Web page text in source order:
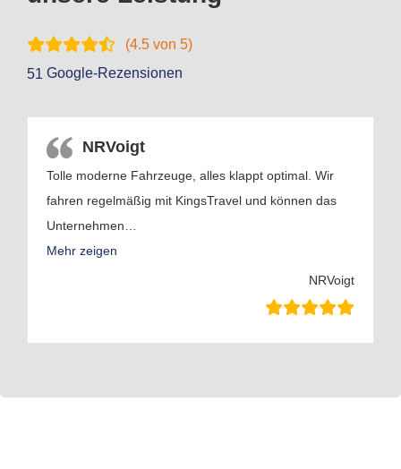
(4.5 von 5)
51 Google-Rezensionen
NRVoigt
Tolle moderne Fahrzeuge, alles klappt optimal. Wir
fahren regelmäßig mit KingsTravel und können das
Unternehmen
Mehr zeigen
NRVoigt